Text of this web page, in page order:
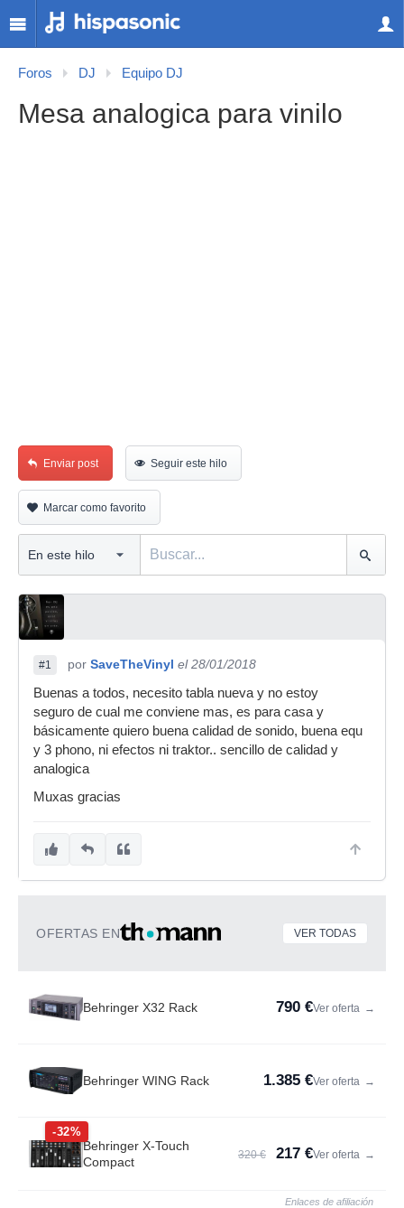
Foros DJ Equipo DJ
Mesa analogica para vinilo
Enviar post Seguir este hilo
Marcar como favorito
#1 por SaveTheVinyl el 28/01/2018
Buenas a todos, necesito tabla nueva y no estoy
seguro de cual me conviene mas, es para casa y
básicamente quiero buena calidad de sonido, buena equ
y 3 phono, ni efectos ni traktor.. sencillo de calidad y
analogica
Muxas gracias
OFERTAS EN VER TODAS
Behringer X32 Rack 790 €Ver oferta →
Behringer WING Rack 1.385 €Ver oferta →
-32%
Behringer X-Touch
Compact
320 € 217 €Ver oferta →
Enlaces de afiliación